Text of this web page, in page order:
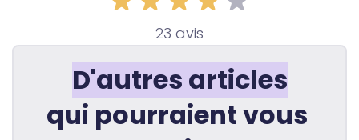
23 avis
D'autres articles
qui pourraient vous